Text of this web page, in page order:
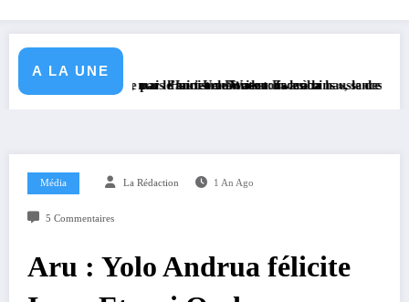
A LA UNE
par le ministre Doudou Fwamba
l’ancien maîtrise tous les coins », lance David Ideni Aioku,
Haut-Uele/Watsa : face à la hausse des cambriolages à Wanga,
Média La Rédaction 1 An Ago
5 Commentaires
Aru : Yolo Andrua félicite